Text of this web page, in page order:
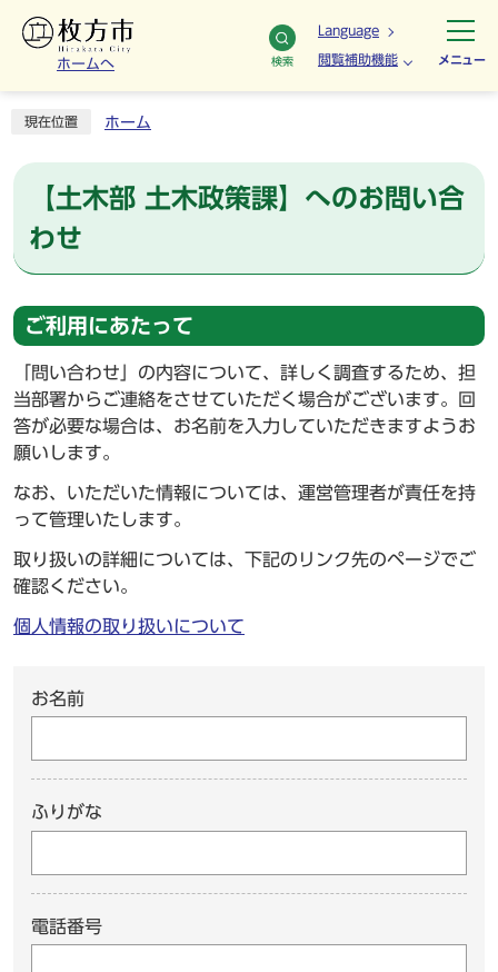
ホームへ 検索
Language
閲覧補助機能 メニュー
現在位置 ホーム
【土木部 土木政策課】へのお問い合
わせ
ご利用にあたって
「問い合わせ」の内容について、詳しく調査するため、担
当部署からご連絡をさせていただく場合がございます。回
答が必要な場合は、お名前を入力していただきますようお
願いします。
なお、いただいた情報については、運営管理者が責任を持
って管理いたします。
取り扱いの詳細については、下記のリンク先のページでご
確認ください。
個人情報の取り扱いについて
お名前
ふりがな
電話番号